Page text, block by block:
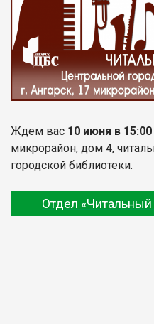
Ждем вас 10 июня в 15:00
микрорайон, дом 4,
городской библиотеки.
Отдел